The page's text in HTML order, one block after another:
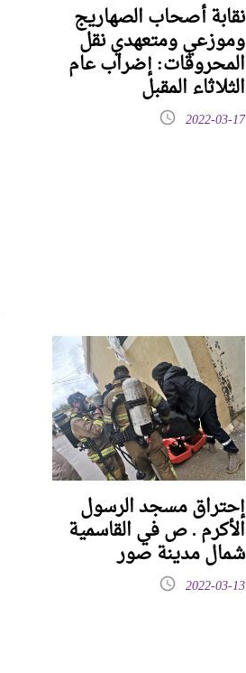
نقابة أصحاب الصهاريج
وموزعي ومتعهدي نقل
المحروقات: إضراب عام
الثلاثاء المقبل
2022-03-17
إحتراق مسجد الرسول
الأكرم . ص في القاسمية
شمال مدينة صور
2022-03-13